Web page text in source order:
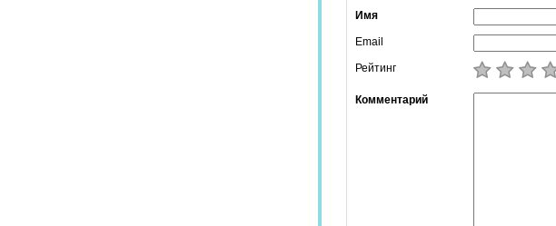
Имя
Email
Рейтинг
Комментарий